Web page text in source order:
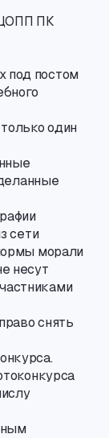
ЦОПП ПК
под постом
один
сети
морали
несут
снять